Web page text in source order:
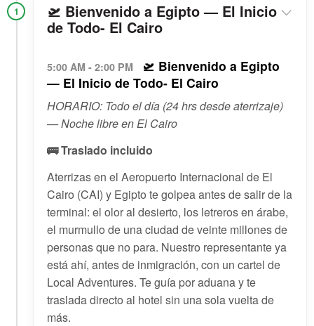
1 🛫 Bienvenido a Egipto — El Inicio
de Todo- El Cairo
5:00 AM - 2:00 PM
🛫 Bienvenido a Egipto
— El Inicio de Todo- El Cairo
HORARIO: Todo el día (24 hrs desde aterrizaje)
— Noche libre en El Cairo
🚌 Traslado incluido
Aterrizas en el Aeropuerto Internacional de El
Cairo (CAI) y Egipto te golpea antes de salir de la
terminal: el olor al desierto, los letreros en árabe,
el murmullo de una ciudad de veinte millones de
personas que no para. Nuestro representante ya
está ahí, antes de inmigración, con un cartel de
Local Adventures. Te guía por aduana y te
traslada directo al hotel sin una sola vuelta de
más.